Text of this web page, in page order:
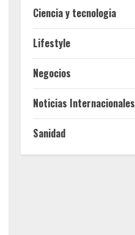
Ciencia y tecnologia
Lifestyle
Negocios
Noticias Internacionales
Sanidad